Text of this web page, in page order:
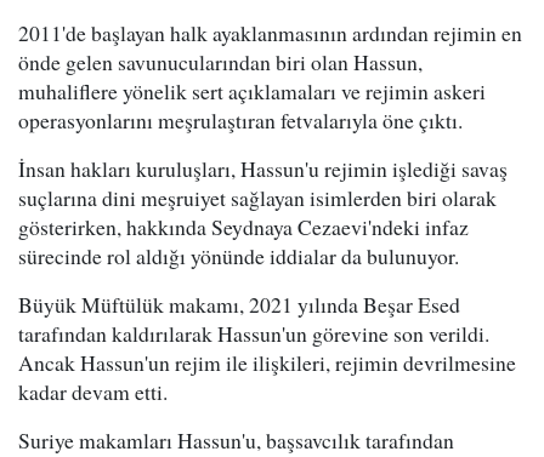
2011'de başlayan halk ayaklanmasının ardından rejimin en
önde gelen savunucularından biri olan Hassun,
muhaliflere yönelik sert açıklamaları ve rejimin askeri
operasyonlarını meşrulaştıran fetvalarıyla öne çıktı.
İnsan hakları kuruluşları, Hassun'u rejimin işlediği savaş
suçlarına dini meşruiyet sağlayan isimlerden biri olarak
gösterirken, hakkında Seydnaya Cezaevi'ndeki infaz
sürecinde rol aldığı yönünde iddialar da bulunuyor.
Büyük Müftülük makamı, 2021 yılında Beşar Esed
tarafından kaldırılarak Hassun'un görevine son verildi.
Ancak Hassun'un rejim ile ilişkileri, rejimin devrilmesine
kadar devam etti.
Suriye makamları Hassun'u, başsavcılık tarafından